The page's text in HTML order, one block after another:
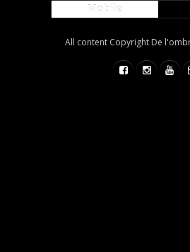
Mobile
All content Copyright De